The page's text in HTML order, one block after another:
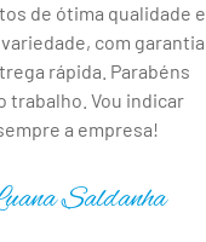
de ótima qualidade e
com garantia
rápida. Parabéns
trabalho. Vou indicar
a empresa!
Saldanha